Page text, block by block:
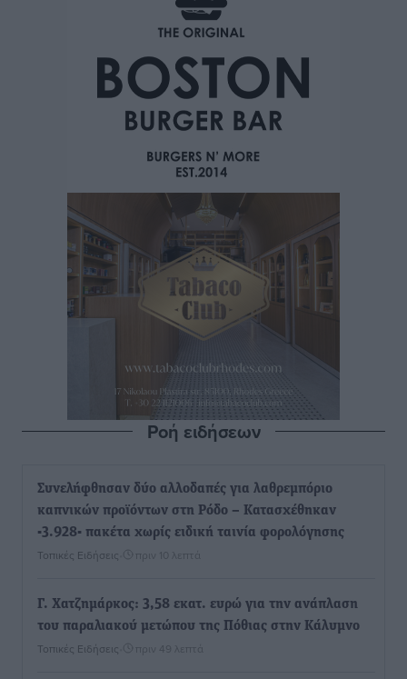
Ροή ειδήσεων
Συνελήφθησαν δύο αλλοδαπές για λαθρεμπόριο
καπνικών προϊόντων στη Ρόδο – Κατασχέθηκαν
-3.928- πακέτα χωρίς ειδική ταινία φορολόγησης
Τοπικές Ειδήσεις πριν 10 λεπτά
Γ. Χατζημάρκος: 3,58 εκατ. ευρώ για την ανάπλαση
του παραλιακού μετώπου της Πόθιας στην Κάλυμνο
Τοπικές Ειδήσεις πριν 49 λεπτά